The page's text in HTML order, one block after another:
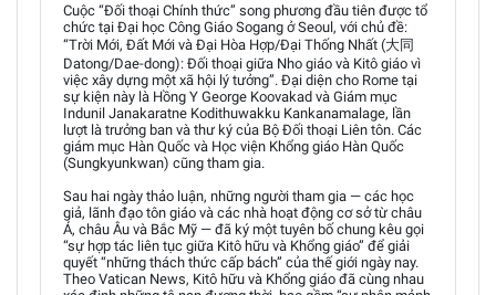
Cuộc “Đối thoại Chính thức” song phương đầu tiên được tổ
chức tại Đại học Công Giáo Sogang ở Seoul, với chủ đề:
“Trời Mới, Đất Mới và Đại Hòa Hợp/Đại Thống Nhất (大同
Datong/Dae-dong): Đối thoại giữa Nho giáo và Kitô giáo vì
việc xây dựng một xã hội lý tưởng”. Đại diện cho Rome tại
sự kiện này là Hồng Y George Koovakad và Giám mục
Indunil Janakaratne Kodithuwakku Kankanamalage, lần
lượt là trưởng ban và thư ký của Bộ Đối thoại Liên tôn. Các
giám mục Hàn Quốc và Học viện Khổng giáo Hàn Quốc
(Sungkyunkwan) cũng tham gia.
Sau hai ngày thảo luận, những người tham gia — các học
giả, lãnh đạo tôn giáo và các nhà hoạt động cơ sở từ châu
Á, châu Âu và Bắc Mỹ — đã ký một tuyên bố chung kêu gọi
“sự hợp tác liên tục giữa Kitô hữu và Khổng giáo” để giải
quyết “những thách thức cấp bách” của thế giới ngày nay.
Theo Vatican News, Kitô hữu và Khổng giáo đã cùng nhau